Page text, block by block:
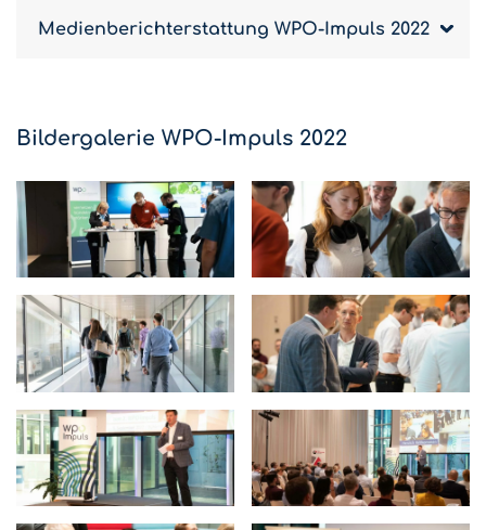
Medienberichterstattung WPO-Impuls 2022
Bildergalerie WPO-Impuls 2022